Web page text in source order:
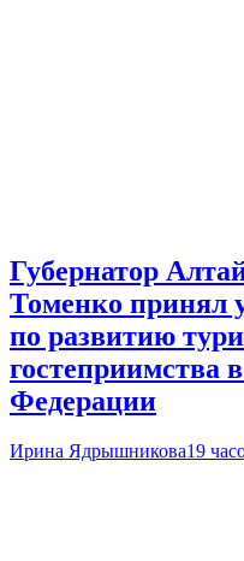
Губернатор
Томенко принял
по развитию
гостеприимства
Федерации
Ирина Ядрышникова19